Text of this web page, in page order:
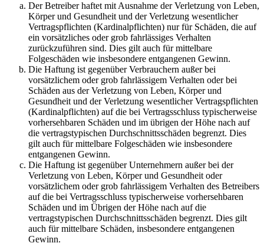
Der Betreiber haftet mit Ausnahme der Verletzung von Leben,
Körper und Gesundheit und der Verletzung wesentlicher
Vertragspflichten (Kardinalpflichten) nur für Schäden, die auf
ein vorsätzliches oder grob fahrlässiges Verhalten
zurückzuführen sind. Dies gilt auch für mittelbare
Folgeschäden wie insbesondere entgangenen Gewinn.
Die Haftung ist gegenüber Verbrauchern außer bei
vorsätzlichem oder grob fahrlässigem Verhalten oder bei
Schäden aus der Verletzung von Leben, Körper und
Gesundheit und der Verletzung wesentlicher Vertragspflichten
(Kardinalpflichten) auf die bei Vertragsschluss typischerweise
vorhersehbaren Schäden und im übrigen der Höhe nach auf
die vertragstypischen Durchschnittsschäden begrenzt. Dies
gilt auch für mittelbare Folgeschäden wie insbesondere
entgangenen Gewinn.
Die Haftung ist gegenüber Unternehmern außer bei der
Verletzung von Leben, Körper und Gesundheit oder
vorsätzlichem oder grob fahrlässigem Verhalten des Betreibers
auf die bei Vertragsschluss typischerweise vorhersehbaren
Schäden und im Übrigen der Höhe nach auf die
vertragstypischen Durchschnittsschäden begrenzt. Dies gilt
auch für mittelbare Schäden, insbesondere entgangenen
Gewinn.